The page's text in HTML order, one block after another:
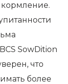
SowDition
что
более